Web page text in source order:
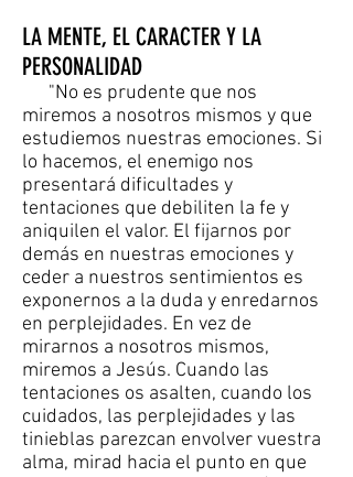
LA MENTE, EL CARACTER Y LA
PERSONALIDAD
"No es prudente que nos
miremos a nosotros mismos y que
estudiemos nuestras emociones. Si
lo hacemos, el enemigo nos
presentará dificultades y
tentaciones que debiliten la fe y
aniquilen el valor. El fijarnos por
demás en nuestras emociones y
ceder a nuestros sentimientos es
exponernos a la duda y enredarnos
en perplejidades. En vez de
mirarnos a nosotros mismos,
miremos a Jesús. Cuando las
tentaciones os asalten, cuando los
cuidados, las perplejidades y las
tinieblas parezcan envolver vuestra
alma, mirad hacia el punto en que